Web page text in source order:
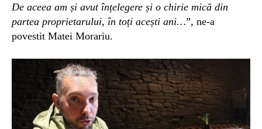
De aceea am și avut înțelegere și o chirie mică din
partea proprietarului, în toți acești ani…”, ne-a
povestit Matei Morariu.